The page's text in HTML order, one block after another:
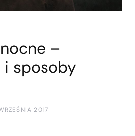
–
i sposoby
2017